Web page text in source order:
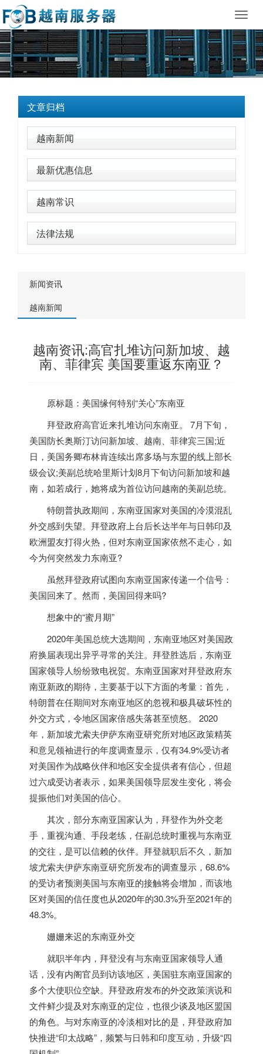
文章归档
越南新闻
最新优惠信息
越南常识
法律法规
新闻资讯
越南新闻
越南资讯:高官扎堆访问新加坡、越
南、菲律宾 美国要重返东南亚？
原标题：美国缘何特别“关心”东南亚
拜登政府高官近来扎堆访问东南亚。 7月下旬，
美国防长奥斯汀访问新加坡、 越南 、菲律宾三国;近
日，美国务卿布林肯连续出席多场与东盟的线上部长
级会议;美副总统哈里斯计划8月下旬访问新加坡和越
南 ，如若成行，她将成为首位访问越南的美副总统。
特朗普执政期间，东南亚国家对美国的冷漠混乱
外交感到失望。拜登政府上台后长达半年与日韩印及
欧洲盟友打得火热，但对东南亚国家依然不走心，如
今为何突然发力东南亚?
虽然拜登政府试图向东南亚国家传递一个信号：
美国回来了。然而，美国回得来吗?
想象中的“蜜月期”
2020年美国总统大选期间，东南亚地区对美国政
府换届表现出异乎寻常的关注。拜登胜选后，东南亚
国家领导人纷纷致电祝贺。东南亚国家对拜登政府东
南亚新政的期待，主要基于以下方面的考量：首先，
特朗普在任期间对东南亚地区的忽视和极具破坏性的
外交方式，令地区国家倍感失落甚至愤怒。 2020
年，新加坡尤索夫伊萨东南亚研究所对地区政策精英
和意见领袖进行的年度调查显示，仅有34.9%受访者
对美国作为战略伙伴和地区安全提供者有信心，但超
过六成受访者表示，如果美国领导层发生变化，将会
提振他们对美国的信心。
其次，部分东南亚国家认为，拜登作为外交老
手，重视沟通、手段老练，任副总统时重视与东南亚
的交往，是可以信赖的伙伴。拜登就职后不久，新加
坡尤索夫伊萨东南亚研究所发布的调查显示，68.6%
的受访者预测美国与东南亚的接触将会增加，而该地
区对美国的信任度也从2020年的30.3%升至2021年的
48.3%。
姗姗来迟的东南亚外交
就职半年内，拜登没有与东南亚国家领导人通
话，没有内阁官员到访该地区，美国驻东南亚国家的
多个大使职位空缺。拜登政府发布的外交政策演说和
文件鲜少提及对东南亚的定位，也很少谈及地区盟国
的角色。与对东南亚的冷淡相对比的是，拜登政府加
快推进“印太战略”，频繁与日韩和印度互动，升级“四